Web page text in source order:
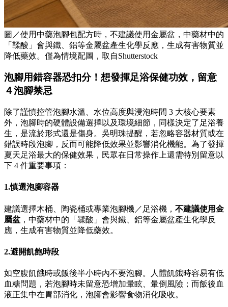
圖／使用中藥泡腳包配方時，不建議使用金屬盆，中藥材中的
「鞣酸」會與鐵、鋁等金屬盆產生化學反應，生成有害物質並
降低藥效。僅為情境配圖，取自Shutterstock
泡腳用錯容器恐扣分！想發揮足浴保健功效，留意
４泡腳禁忌
除了謹慎控管泡腳水溫、水位高度與浸泡時間 3 大核心要素
外，泡腳時的硬體設備選擇以及環境細節，同樣決定了足浴養
生，是流於形式還是傷身。吳明珠提醒，若忽略容器材質或在
錯誤時段泡腳，反而可能降低效果並影響消化機能。為了發揮
夏天足浴最大的保健效果，民眾在日常操作上還需特別留意以
下 4 件重要事項：
1.慎選泡腳容器
建議選擇木桶、陶瓷桶或專業泡腳機／足浴機， 不建議使用金
屬盆 ，中藥材中的「鞣酸」會與鐵、鋁等金屬盆產生化學反
應，生成有害物質並降低藥效。
2.避開飢飽時段
如空腹飢餓時或飯後半小時內不要泡腳。人體飢餓時容易有低
血糖問題，若泡腳時未留意恐增加暈眩、暈倒風險；而飯後血
液正集中在胃部消化，泡腳會影響食物消化吸收。